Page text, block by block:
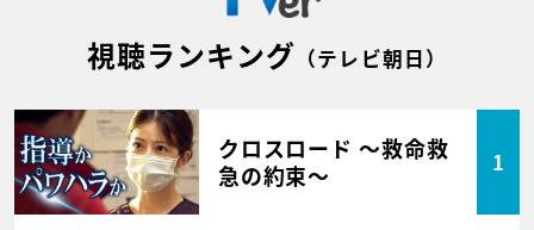
視聴ランキング （テレビ朝日）
クロスロード ～救命救
急の約束～
1